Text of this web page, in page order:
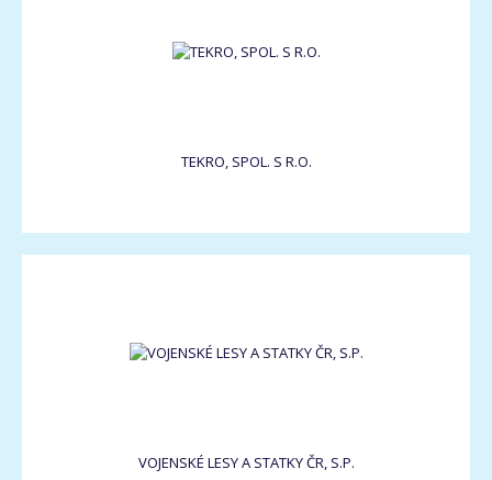
TEKRO, SPOL. S R.O.
VOJENSKÉ LESY A STATKY ČR, S.P.